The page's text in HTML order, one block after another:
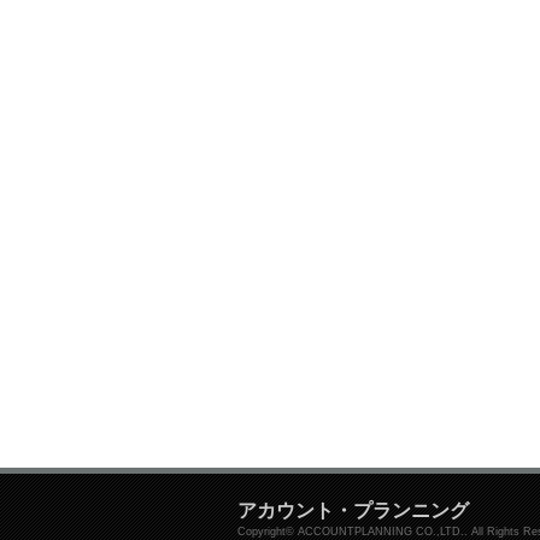
アカウント・プランニング
Copyright© ACCOUNTPLANNING CO.,LTD.. All Rights